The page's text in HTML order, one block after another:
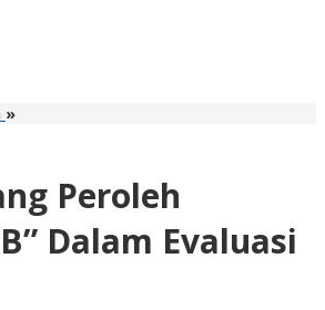
»Kota
"B"
Dalam
Evaluasi
SAKIP
Peroleh
Dalam Evaluasi